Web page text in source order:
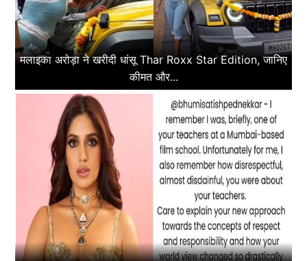
मलाइका अरोड़ा ने खरीदी धांसू Thar Roxx Star Edition, जानिए
कीमत और...